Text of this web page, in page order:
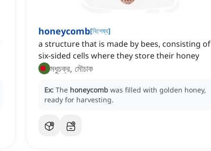
honeycomb[বিশেষ্য]
a structure that is made by bees, consisting of
six-sided cells where they store their honey
মধুচক্র, মৌচাক
Ex: The honeycomb was filled with golden honey,
ready for harvesting.